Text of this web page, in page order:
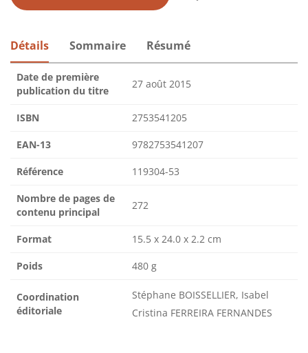
Détails Sommaire Résumé
Date de première
publication du titre
27 août 2015
ISBN 2753541205
EAN-13 9782753541207
Référence 119304-53
Nombre de pages de
contenu principal
272
Format 15.5 x 24.0 x 2.2 cm
Poids 480 g
Coordination
éditoriale
Stéphane BOISSELLIER, Isabel
Cristina FERREIRA FERNANDES